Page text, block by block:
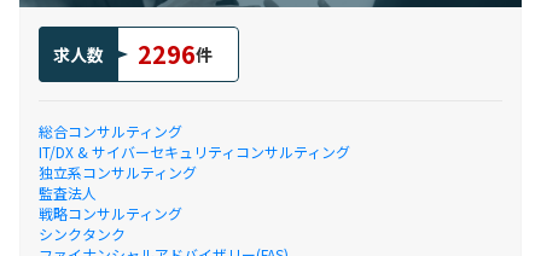
求人数 2296件
総合コンサルティング
IT/DX & サイバーセキュリティコンサルティング
独立系コンサルティング
監査法人
戦略コンサルティング
シンクタンク